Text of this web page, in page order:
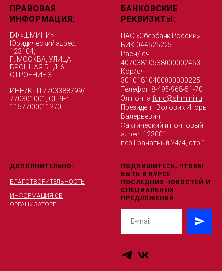
ПРАВОВАЯ
ИНФОРМАЦИЯ:
БФ «ШМИНИ»
Юридический адрес:
123104,
Г. МОСКВА, УЛИЦА
БРОННАЯ Б., Д. 6,
СТРОЕНИЕ 3
ИНН/КПП 7703388799/
770301001, ОГРН:
1157700011270
БАНКОВСКИЕ
РЕКВИЗИТЫ:
ПАО «Сбербанк России»
БИК 044525225
Расч/ сч
40703810538000002453
Кор/сч
30101810400000000225
Телефон 8-495-968-51-70
Эл.почта fund@shmini.ru
Президент Воловик Игорь
Валерьевич
Фактический и почтовый
адрес: 123001
пер.Гранатный 24/4, стр.1
ДОПОЛНИТЕЛЬНО:
БЛАГОТВОРИТЕЛЬНОСТЬ
ИНФОРМАЦИЯ ОБ
ОРГАНИЗАТОРЕ
ПОДПИШИТЕСЬ, ЧТОБЫ
БЫТЬ В КУРСЕ
ПОСЛЕДНИХ НОВОСТЕЙ И
СПЕЦИАЛЬНЫХ
ПРЕДЛОЖЕНИЙ